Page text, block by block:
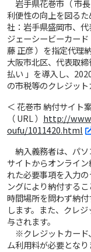
岩手県花巻市（ 市
利便性の向上を図る
社：岩手県盛岡市、
ジェーシービーカー
藤 正彦 ）を指定代理
大阪市北区、代表取
払い 」を導入し、
の市税等のクレジット
＜ 花巻市 納付サイト
（ URL ） http://
oufu/1011420.html
納入義務者は、パソ
サイトからオンライ
れた必要事項を入力
ングにより納付する
時間場所を問わず納
します。また、クレ
与されます。
※クレジットカード
ム利用料が必要とな